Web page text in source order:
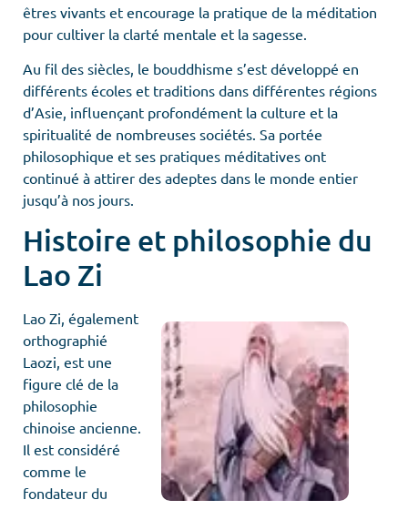
êtres vivants et encourage la pratique de la méditation
pour cultiver la clarté mentale et la sagesse.
Au fil des siècles, le bouddhisme s’est développé en
différents écoles et traditions dans différentes régions
d’Asie, influençant profondément la culture et la
spiritualité de nombreuses sociétés. Sa portée
philosophique et ses pratiques méditatives ont
continué à attirer des adeptes dans le monde entier
jusqu’à nos jours.
Histoire et philosophie du
Lao Zi
Lao Zi, également
orthographié
Laozi, est une
figure clé de la
philosophie
chinoise ancienne.
Il est considéré
comme le
fondateur du